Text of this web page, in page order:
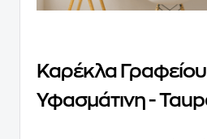
Καρέκλα
Υφασμάτινη -